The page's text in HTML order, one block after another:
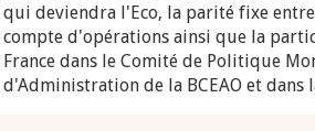
qui deviendra l'Eco, la parité fixe
compte d'opérations ainsi que la
France dans le Comité de Politique
d'Administration de la BCEAO et dans